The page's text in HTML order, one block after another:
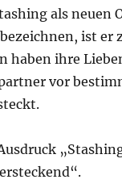
als neuen
ist er
haben ihre
vor